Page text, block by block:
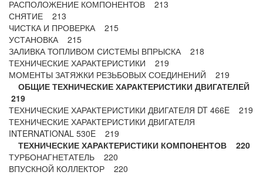
РАСПОЛОЖЕНИЕ КОМПОНЕНТОВ 213
СНЯТИЕ 213
ЧИСТКА И ПРОВЕРКА 215
УСТАНОВКА 215
ЗАЛИВКА ТОПЛИВОМ СИСТЕМЫ ВПРЫСКА 218
ТЕХНИЧЕСКИЕ ХАРАКТЕРИСТИКИ 219
МОМЕНТЫ ЗАТЯЖКИ РЕЗЬБОВЫХ СОЕДИНЕНИЙ 219
ОБЩИЕ ТЕХНИЧЕСКИЕ ХАРАКТЕРИСТИКИ ДВИГАТЕЛЕЙ
219
ТЕХНИЧЕСКИЕ ХАРАКТЕРИСТИКИ ДВИГАТЕЛЯ DT 466E 219
ТЕХНИЧЕСКИЕ ХАРАКТЕРИСТИКИ ДВИГАТЕЛЯ
INTERNATIONAL 530E 219
ТЕХНИЧЕСКИЕ ХАРАКТЕРИСТИКИ КОМПОНЕНТОВ 220
ТУРБОНАГНЕТАТЕЛЬ 220
ВПУСКНОЙ КОЛЛЕКТОР 220